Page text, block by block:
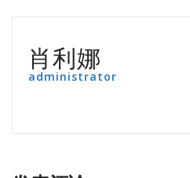
肖利娜
administrator